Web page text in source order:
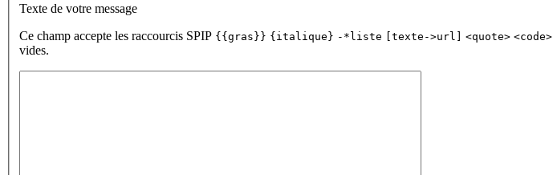
Texte de votre message
Ce champ accepte les raccourcis SPIP {{gras}} {italique} -*liste [texte->url] <quote> <code>
vides.